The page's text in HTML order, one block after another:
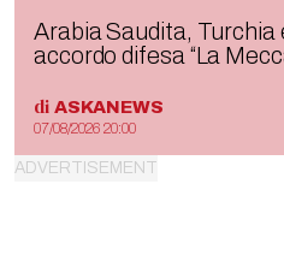
Arabia Saudita,
accordo difesa “La
di ASKANEWS
07/08/2026 20:00